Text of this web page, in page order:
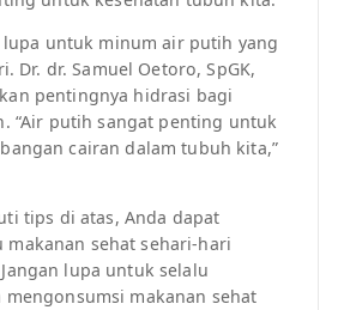
lupa untuk minum air putih yang
Dr. dr. Samuel Oetoro, SpGK,
pentingnya hidrasi bagi
“Air putih sangat penting untuk
cairan dalam tubuh kita,”
tips di atas, Anda dapat
makanan sehat sehari-hari
lupa untuk selalu
mengonsumsi makanan sehat